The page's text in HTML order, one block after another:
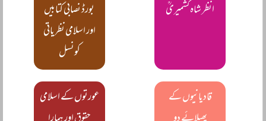
انظر شاہ کشمیریؒ
بورڈ نصابی کتابیں
اور اسلامی نظریاتی
کونسل
قادیانیوں کے
عورتوں کے اسلامی